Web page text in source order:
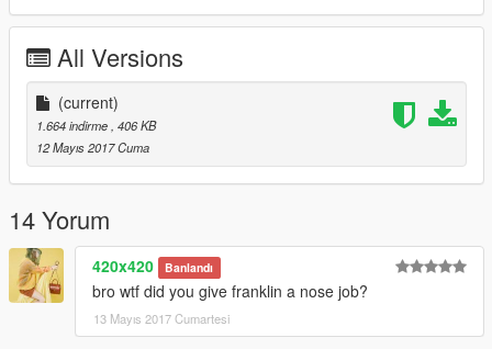
All Versions
(current)
1.664 indirme , 406 KB
12 Mayıs 2017 Cuma
14 Yorum
420x420 Banlandı
bro wtf did you give franklin a nose job?
13 Mayıs 2017 Cumartesi